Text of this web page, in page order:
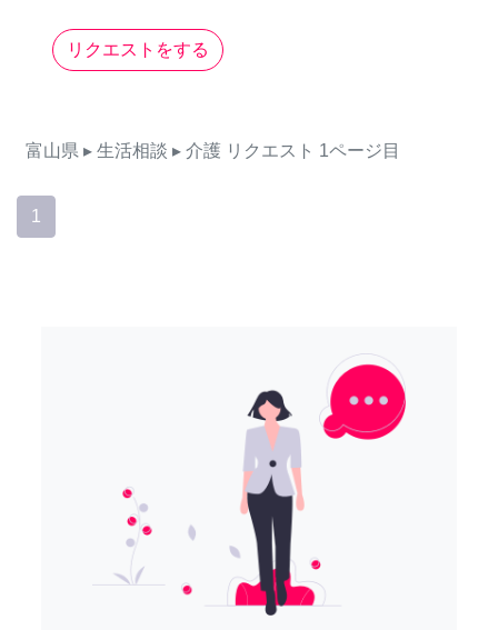
リクエストをする
富山県 ▸ 生活相談 ▸ 介護 リクエスト 1ページ目
1